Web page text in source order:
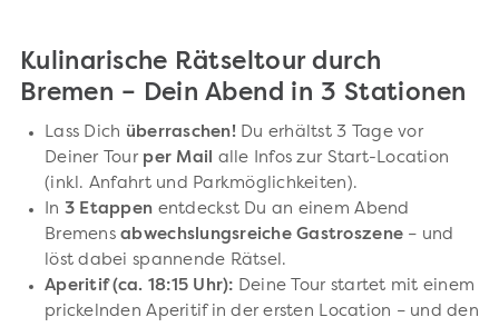
Kulinarische Rätseltour durch
Bremen – Dein Abend in 3 Stationen
Lass Dich überraschen!Du erhältst 3 Tage vor
Deiner Tour per Mail
alle Infos zur Start-Location
(inkl. Anfahrt und Parkmöglichkeiten).
In 3 Etappen entdeckst Du an einem Abend
Bremensabwechslungsreiche Gastroszene – und
löst dabei spannende Rätsel.
Aperitif (ca. 18:15 Uhr): Deine Tour startet mit einem
prickelnden Aperitif in der ersten Location – und den